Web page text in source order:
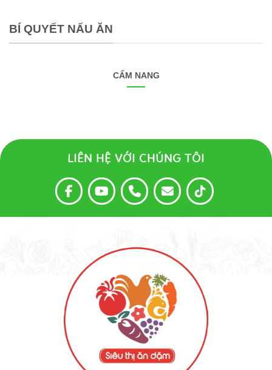
BÍ QUYẾT NẤU ĂN
CẨM NANG
LIÊN HỆ VỚI CHÚNG TÔI